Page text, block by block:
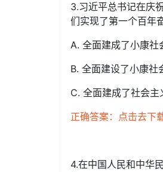
3.习近平总书记在庆
们实现了第一个百年
A. 全面建成了小康社
B. 全面建设了小康社
C. 全面建成了社会主
正确答案：点击去下
4.在中国人民和中华